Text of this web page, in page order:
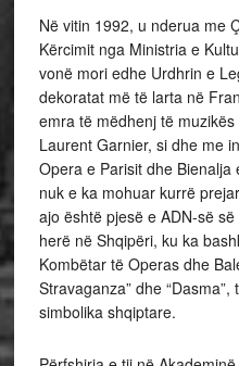
Në vitin 1992, u nderua me
Kërcimit nga Ministria e
vonë mori edhe Urdhrin e
dekoratat më të larta në
emra të mëdhenj të
Laurent Garnier, si dhe me
Opera e Parisit dhe Bienalja
nuk e ka mohuar kurrë
ajo është pjesë e ADN-së
herë në Shqipëri, ku ka
Kombëtar të Operas dhe
Stravaganza” dhe
simbolika shqiptare.